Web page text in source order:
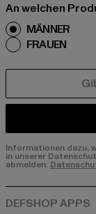
An welchen
MÄNNER
FRAUEN
Informationen dazu,
in unserer
abmelden.